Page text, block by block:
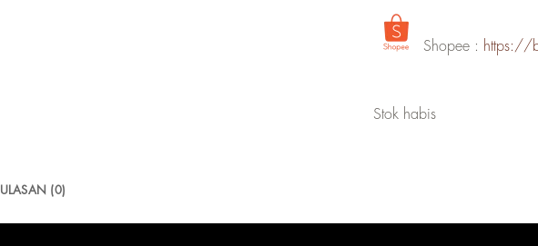
Shopee : https://
Stok habis
ULASAN (0)